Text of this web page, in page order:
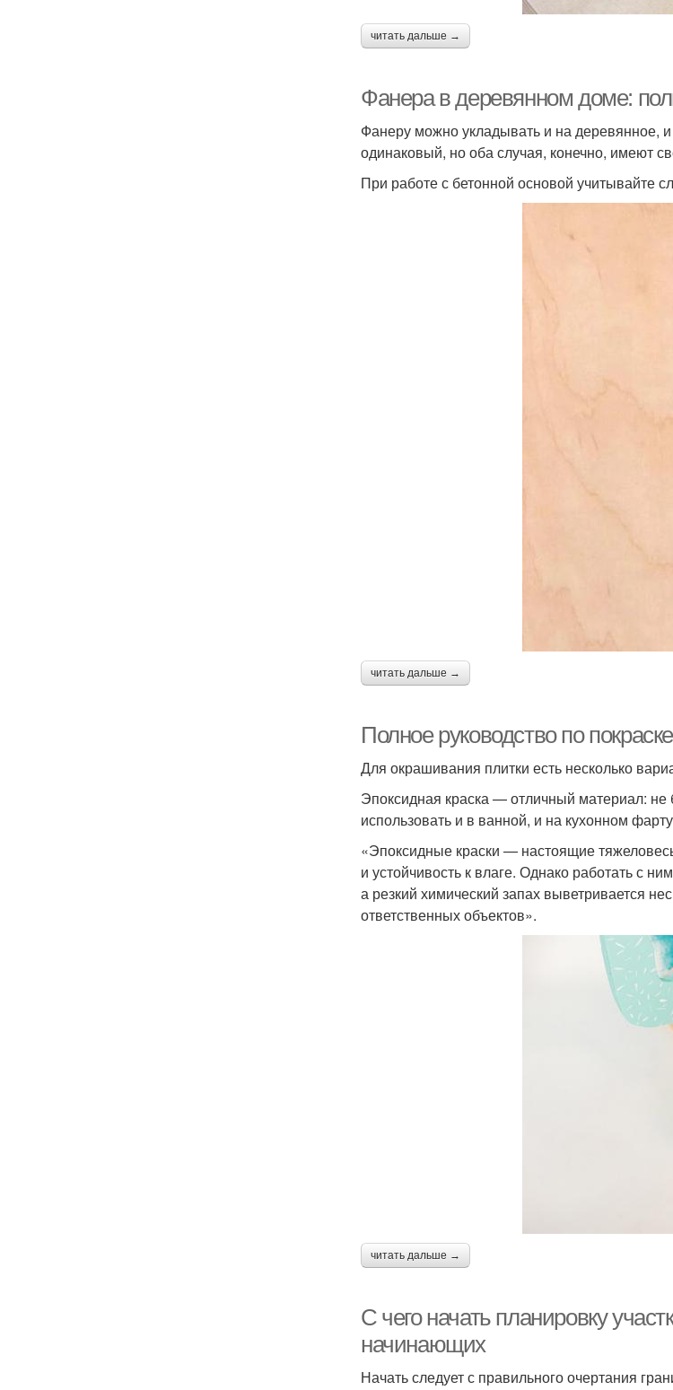
читать дальше →
Фанера в деревянном доме:
Фанеру можно укладывать и на деревянное,
одинаковый, но оба случая, конечно, имеют
При работе с бетонной основой учитывайте
читать дальше →
Полное руководство по
Для окрашивания плитки есть несколько
Эпоксидная краска — отличный материал:
использовать и в ванной, и на кухонном
«Эпоксидные краски — настоящие
и устойчивость к влаге. Однако работать с
а резкий химический запах выветривается
ответственных объектов».
читать дальше →
С чего начать планировку
начинающих
Начать следует с правильного очертания